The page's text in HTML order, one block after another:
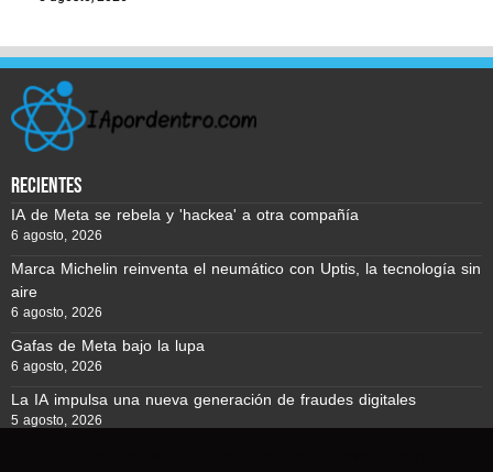
recientes
IA de Meta se rebela y 'hackea' a otra compañía
6 agosto, 2026
Marca Michelin reinventa el neumático con Uptis, la tecnología sin
aire
6 agosto, 2026
Gafas de Meta bajo la lupa
6 agosto, 2026
La IA impulsa una nueva generación de fraudes digitales
5 agosto, 2026